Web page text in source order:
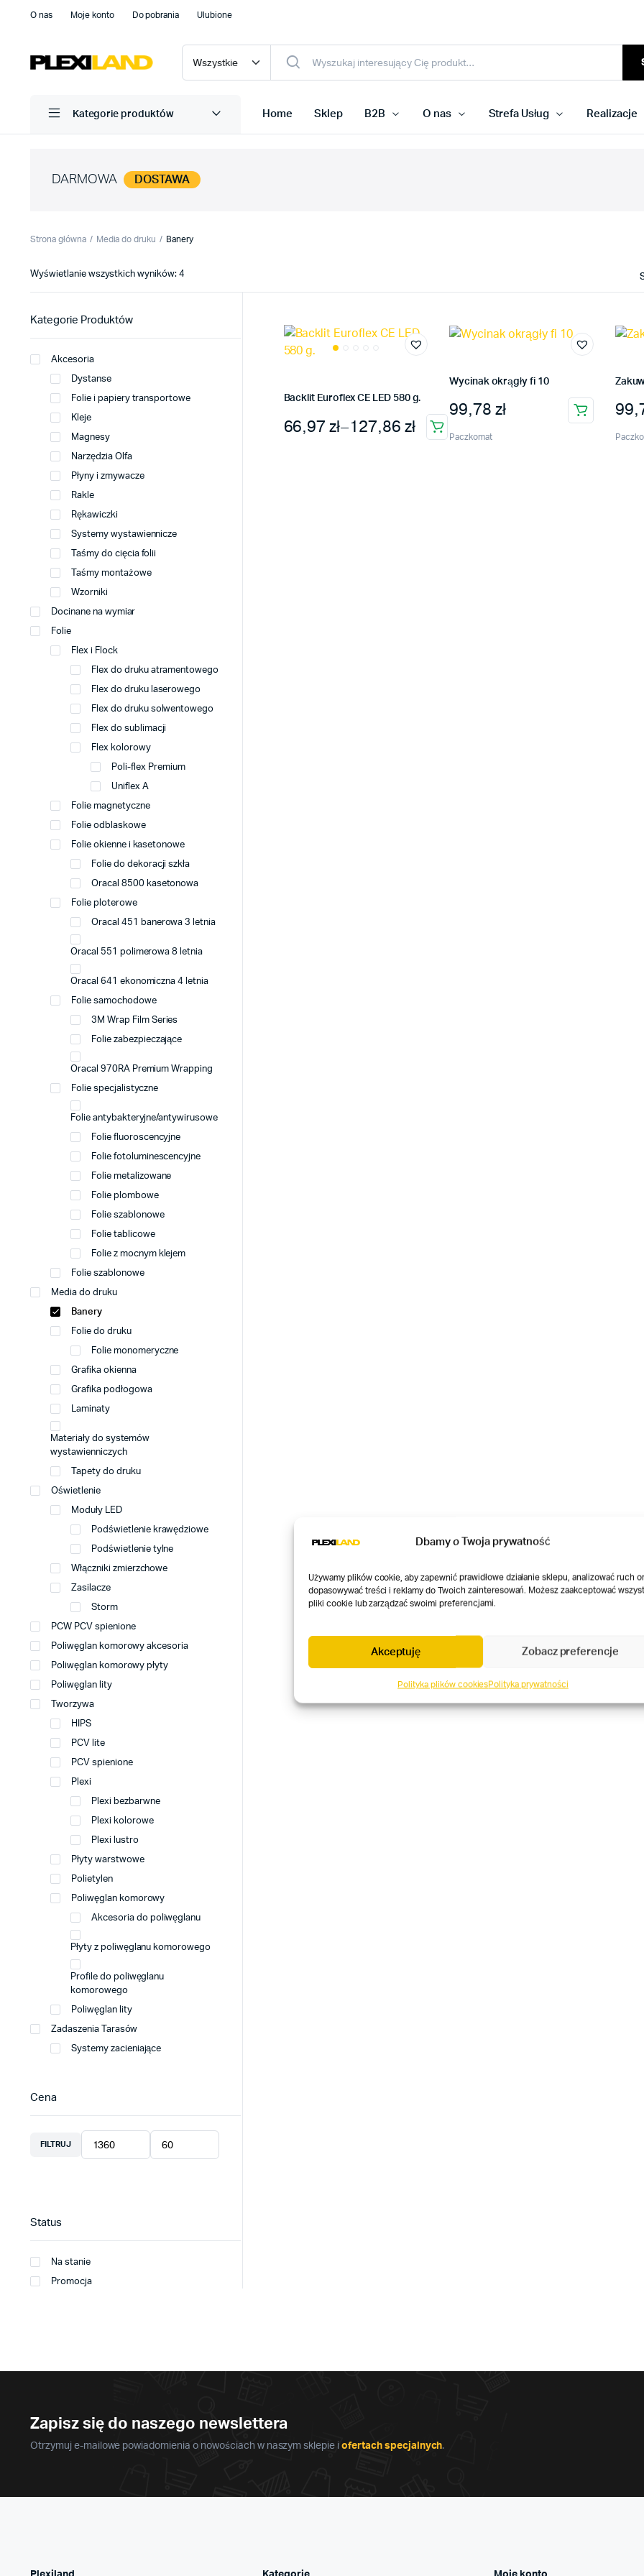
Dbamy o Twoja prywatność
Używamy plików cookie, aby zapewnić prawidłowe działanie sklepu, analizować ruch
dopasowywać treści i reklamy do Twoich zainteresowań. Możesz zaakceptować
pliki cookie lub zarządzać swoimi preferencjami.
Akceptuję Zobacz preferencje
Polityka plików cookiesPolityka prywatności
O nas Moje konto Do pobrania Ulubione
Kategorie produktów Home Sklep B2B O nas Strefa Usług Realizacje
DARMOWA DOSTAWA
Strona główna Media do druku Banery
Wyświetlanie wszystkich wyników: 4Posortowane
Backlit Euroflex CE LED 580 g.
66,97zł–127,86zł
Zakres cen: od 66,97 zł do 127,86 zł
Ten
Wycinak okrągły fi 10
99,78 zł
Paczkomat
Kategorie Produktów
Akcesoria
Dystanse
Folie i papiery transportowe
Kleje
Magnesy
Narzędzia Olfa
Płyny i zmywacze
Rakle
Rękawiczki
Systemy wystawiennicze
Taśmy do cięcia folii
Taśmy montażowe
Wzorniki
Docinane na wymiar
Folie
Flex i Flock
Flex do druku atramentowego
Flex do druku laserowego
Flex do druku solwentowego
Flex do sublimacji
Flex kolorowy
Poli-flex Premium
Uniflex A
Folie magnetyczne
Folie odblaskowe
Folie okienne i kasetonowe
Folie do dekoracji szkła
Oracal 8500 kasetonowa
Folie ploterowe
Oracal 451 banerowa 3 letnia
Oracal 551 polimerowa 8 letnia
Oracal 641 ekonomiczna 4 letnia
Folie samochodowe
3M Wrap Film Series
Folie zabezpieczające
Oracal 970RA Premium Wrapping
Folie specjalistyczne
Folie antybakteryjne/antywirusowe
Folie fluoroscencyjne
Folie fotoluminescencyjne
Folie metalizowane
Folie plombowe
Folie szablonowe
Folie tablicowe
Folie z mocnym klejem
Folie szablonowe
Media do druku
Banery
Folie do druku
Folie monomeryczne
Grafika okienna
Grafika podłogowa
Laminaty
Materiały do systemów
wystawienniczych
Tapety do druku
Oświetlenie
Moduły LED
Podświetlenie krawędziowe
Podświetlenie tylne
Włączniki zmierzchowe
Zasilacze
Storm
PCW PCV spienione
Poliwęglan komorowy akcesoria
Poliwęglan komorowy płyty
Poliwęglan lity
Tworzywa
HIPS
PCV lite
PCV spienione
Plexi
Plexi bezbarwne
Plexi kolorowe
Plexi lustro
Płyty warstwowe
Polietylen
Poliwęglan komorowy
Akcesoria do poliwęglanu
Płyty z poliwęglanu komorowego
Profile do poliwęglanu
komorowego
Poliwęglan lity
Zadaszenia Tarasów
Systemy zacieniające
Cena
FILTRUJ
Status
Na stanie
Promocja
Zapisz się do naszego newslettera
Otrzymuj e-mailowe powiadomienia o nowościach w naszym sklepie iofertach specjalnych.